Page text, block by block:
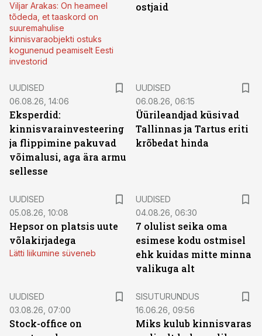
Viljar Arakas: On heameel
tõdeda, et taaskord on
suuremahulise
kinnisvaraobjekti ostuks
kogunenud peamiselt Eesti
investorid
ostjaid
UUDISED
06.08.26, 14:06
Eksperdid:
kinnisvarainvesteering
ja flippimine pakuvad
võimalusi, aga ära armu
sellesse
UUDISED
06.08.26, 06:15
Üürileandjad küsivad
Tallinnas ja Tartus eriti
krõbedat hinda
UUDISED
05.08.26, 10:08
Hepsor on platsis uute
võlakirjadega
Lätti liikumine süveneb
UUDISED
04.08.26, 06:30
7 olulist seika oma
esimese kodu ostmisel
ehk kuidas mitte minna
valikuga alt
UUDISED
03.08.26, 07:00
Stock-office on
SISUTURUNDUS
16.06.26, 09:56
Miks kulub kinnisvaras